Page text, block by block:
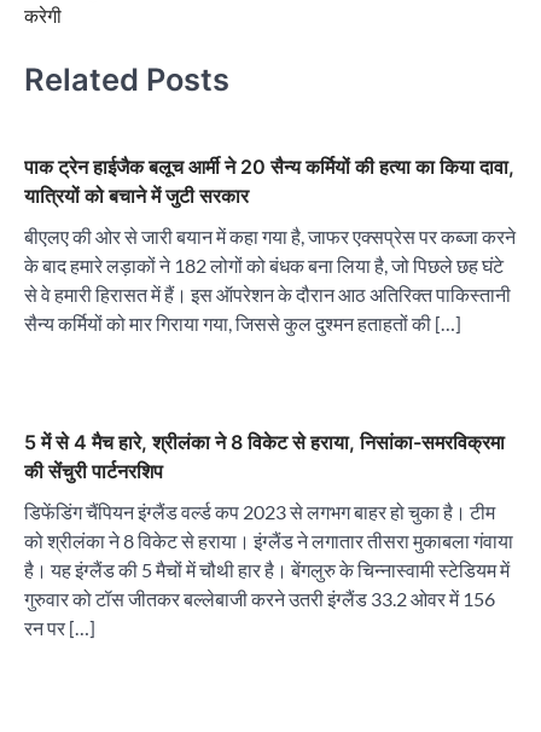
करेगी
Related Posts
पाक ट्रेन हाईजैक बलूच आर्मी ने 20 सैन्य कर्मियों की हत्या का किया दावा,
यात्रियों को बचाने में जुटी सरकार
बीएलए की ओर से जारी बयान में कहा गया है, जाफर एक्सप्रेस पर कब्जा करने
के बाद हमारे लड़ाकों ने 182 लोगों को बंधक बना लिया है, जो पिछले छह घंटे
से वे हमारी हिरासत में हैं। इस ऑपरेशन के दौरान आठ अतिरिक्त पाकिस्तानी
सैन्य कर्मियों को मार गिराया गया, जिससे कुल दुश्मन हताहतों की […]
5 में से 4 मैच हारे, श्रीलंका ने 8 विकेट से हराया, निसांका-समरविक्रमा
की सेंचुरी पार्टनरशिप
डिफेंडिंग चैंपियन इंग्लैंड वर्ल्ड कप 2023 से लगभग बाहर हो चुका है। टीम
को श्रीलंका ने 8 विकेट से हराया। इंग्लैंड ने लगातार तीसरा मुकाबला गंवाया
है। यह इंग्लैंड की 5 मैचों में चौथी हार है। बेंगलुरु के चिन्नास्वामी स्टेडियम में
गुरुवार को टॉस जीतकर बल्लेबाजी करने उतरी इंग्लैंड 33.2 ओवर में 156
रन पर […]